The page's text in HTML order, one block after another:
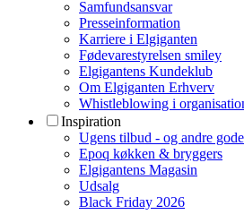
Samfundsansvar
Presseinformation
Karriere i Elgiganten
Fødevarestyrelsen smiley
Elgigantens Kundeklub
Om Elgiganten Erhverv
Whistleblowing i
Inspiration
Ugens tilbud - og andre
Epoq køkken & bryggers
Elgigantens Magasin
Udsalg
Black Friday 2026